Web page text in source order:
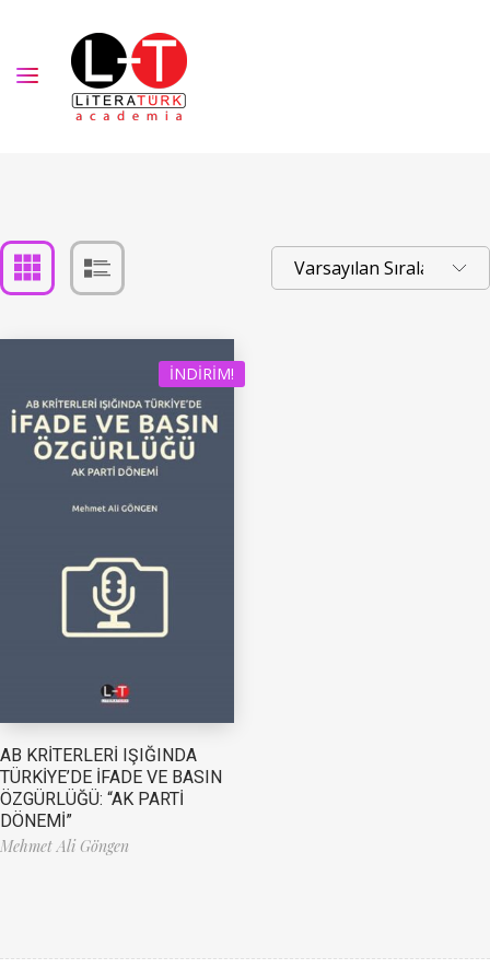
İNDIRIM!
AB KRİTERLERİ IŞIĞINDA
TÜRKİYE’DE İFADE VE BASIN
ÖZGÜRLÜĞÜ: “AK PARTİ
DÖNEMİ”
Mehmet Ali Göngen